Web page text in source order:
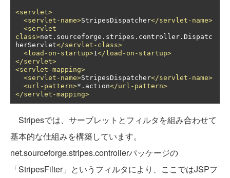
<servlet>
<servlet-name>StripesDispatcher</servlet-name>
<servlet-
class>net.sourceforge.stripes.controller.Dispatc
herServlet</servlet-class>
<load-on-startup>1 </load-on-startup>
</servlet>
<servlet-mapping>
<servlet-name>StripesDispatcher</servlet-name>
<url-pattern>*.action</url-pattern>
</servlet-mapping>
Stripesでは、サーブレットとフィルタを組み合わせて
基本的な仕組みを構築しています。
net.sourceforge.stripes.controllerパッケージの
「StripesFilter」というフィルタにより、ここではJSPフ